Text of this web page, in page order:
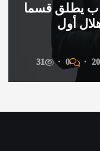
قسما
31